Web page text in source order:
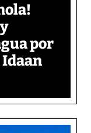
por